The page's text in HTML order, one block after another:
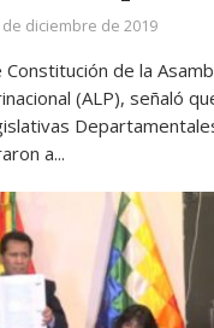
de diciembre de 2019
Constitución de la
(ALP), señaló
a...